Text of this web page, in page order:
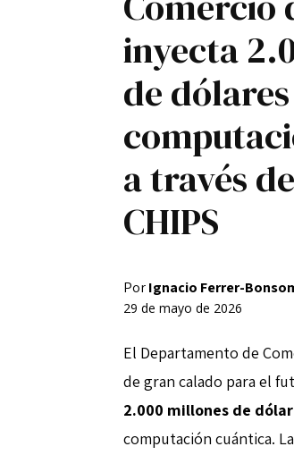
Registro / Entrar
Contacto
Privacidad Aviso Legal Política de
inyecta
de
a través
CHIPS
PorIgnacio Ferrer-
29 de mayo de 2026
El Departamento de
de gran calado para el
2.000 millones de
computación cuántica.